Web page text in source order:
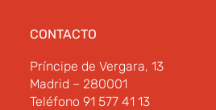
CONTACTO
Príncipe de Vergara, 13
Madrid – 280001
Teléfono 91 577 41 13